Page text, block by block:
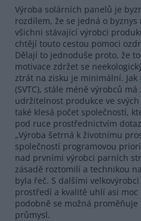
Výroba solárních panelů je
rozdílem, že se jedná o
všichni stávající výrobci
chtějí touto cestou pomoci
Dělají to jednoduše proto, že
motivace zdržet se
ztrát na zisku je minimální. Jak
(SVTC), stále méně výrobců
udržitelnost produkce ve
také klesá počet společností,
pod ruce prostřednictvím
„Výroba šetrná k životnímu
společností programovou
nad prvními výrobci parních
zásadě roztomilí a technikou
byla řeč. S dalšími
prostředí a kvalitě uhlí asi
podobně se možná
průmysl.